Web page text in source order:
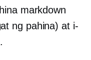
markdown
ng pahina) at i-